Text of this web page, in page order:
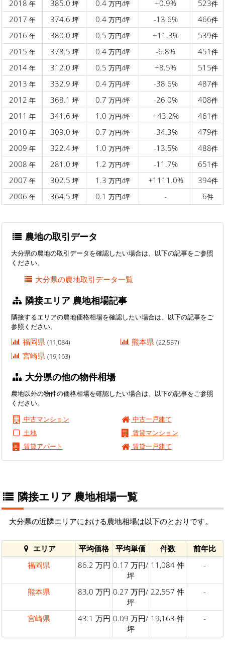
2018 年 385.0 坪 0.4 万円/坪 +0.9% 523件
2017 年 374.6 坪 0.4 万円/坪 -13.6% 466件
2016 年 380.0 坪 0.5 万円/坪 +11.3% 539件
2015 年 378.5 坪 0.4 万円/坪 -6.8% 451 件
2014 年 312.0 坪 0.5 万円/坪 +8.5% 515件
2013 年 332.9 坪 0.4 万円/坪 -38.6% 487件
2012 年 368.1 坪 0.7 万円/坪 -26.0% 408件
2011 年 341.6 坪 1.0 万円/坪 +43.2% 461 件
2010 年 309.0 坪 0.7 万円/坪 -34.3% 479件
2009 年 322.4 坪 1.0 万円/坪 -13.5% 488件
2008 年 281.0 坪 1.2 万円/坪 -11.7% 651 件
2007 年 302.5 坪 1.3 万円/坪 +1111.0% 394件
2006 年 364.5 坪 0.1 万円/坪 - 6件
農地の取引データ
大分県の農地の取引データを確認したい場合は、以下の記事をご参照
ください。
大分県の農地取引データ一覧
隣接エリア 農地相場記事
隣接するエリアの農地価格相場を確認したい場合は、以下の記事をご
参照ください。
福岡県(11,084) 熊本県(22,557)
宮崎県(19,163)
大分県の他の物件相場
農地以外の物件の価格相場を確認したい場合は、以下の記事をご参照
ください。
中古マンション
中古一戸建て
土地
賃貸マンション
賃貸アパート
賃貸一戸建て
隣接エリア 農地相場一覧
大分県の近隣エリアにおける農地相場は以下のとおりです。
エリア 平均価格 平均単価 件数
前年比
福岡県
86.2 万円 0.17 万円/
坪
11,084 件 -
熊本県 83.0 万円 0.27 万円/
坪
22,557 件 -
宮崎県 43.1 万円 0.09 万円/
坪
19,163 件 -